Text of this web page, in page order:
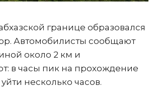
границе образовался
Автомобилисты сообщают
около 2 км и
в часы пик на прохождение
несколько часов.